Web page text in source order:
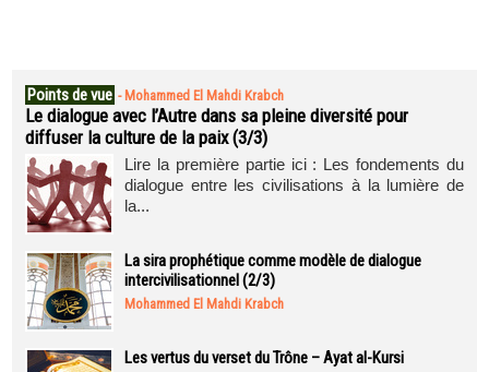
Points de vue - Mohammed El Mahdi Krabch
Le dialogue avec l’Autre dans sa pleine diversité pour
diffuser la culture de la paix (3/3)
Lire la première partie ici : Les fondements du
dialogue entre les civilisations à la lumière de
la...
La sira prophétique comme modèle de dialogue
intercivilisationnel (2/3)
Mohammed El Mahdi Krabch
Les vertus du verset du Trône – Ayat al-Kursi